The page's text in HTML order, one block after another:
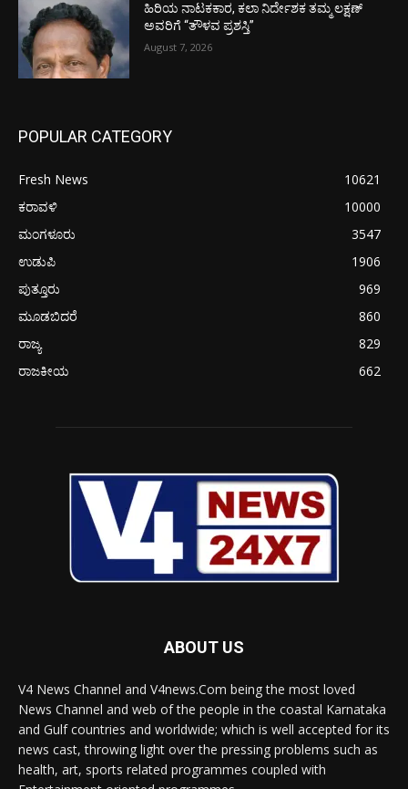
ಹಿರಿಯ ನಾಟಕಕಾರ, ಕಲಾ ನಿರ್ದೇಶಕ ತಮ್ಮ ಲಕ್ಷಣ್
ಅವರಿಗೆ “ತೌಳವ ಪ್ರಶಸ್ತಿ”
August 7, 2026
POPULAR CATEGORY
Fresh News
10621
ಕರಾವಳಿ
10000
ಮಂಗಳೂರು
3547
ಉಡುಪಿ
1906
ಪುತ್ತೂರು
969
ಮೂಡಬಿದರೆ
860
ರಾಜ್ಯ
829
ರಾಜಕೀಯ
662
ABOUT US
V4 News Channel and V4news.Com being the most loved
News Channel and web of the people in the coastal Karnataka
and Gulf countries and worldwide; which is well accepted for its
news cast, throwing light over the pressing problems such as
health, art, sports related programmes coupled with